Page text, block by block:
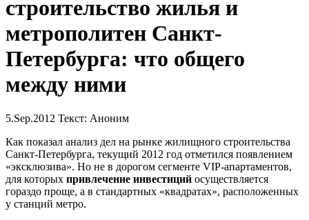
строительство жилья и
метрополитен Санкт-
Петербурга: что общего
между ними
5.Sep.2012 Текст: Аноним
Как показал анализ дел на рынке жилищного строительства
Санкт-Петербурга, текущий 2012 год отметился появлением
«эксклюзива». Но не в дорогом сегменте VIP-апартаментов,
для которых привлечение инвестиций осуществляется
гораздо проще, а в стандартных «квадратах», расположенных
у станций метро.